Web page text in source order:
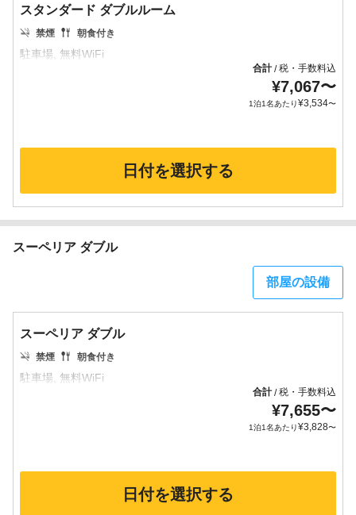
スタンダード ダブルルーム
禁煙 朝食付き
合計/税・手数料込
¥7,067〜
1泊1名あたり¥3,534〜
日付を選択する
スーペリア ダブル
部屋の設備
スーペリア ダブル
禁煙 朝食付き
合計/税・手数料込
¥7,655〜
1泊1名あたり¥3,828〜
日付を選択する